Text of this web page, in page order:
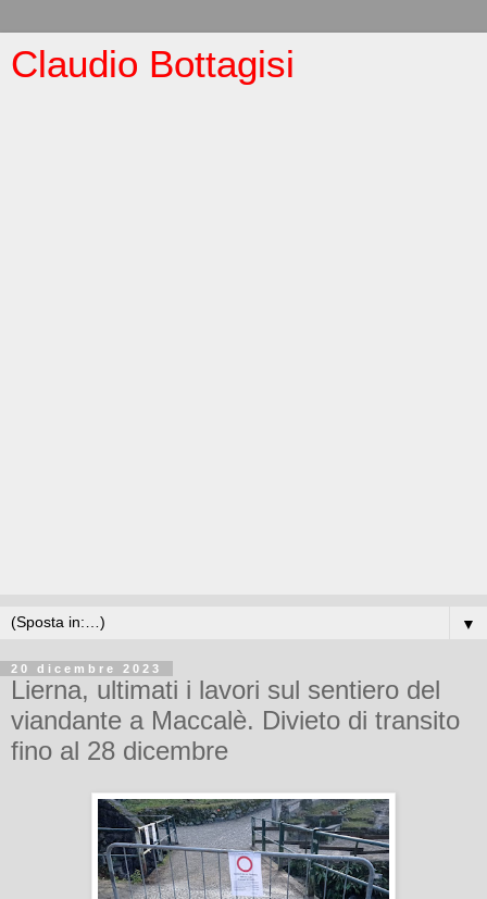
Claudio Bottagisi
▼
20 dicembre 2023
Lierna, ultimati i lavori sul sentiero del
viandante a Maccalè. Divieto di transito
fino al 28 dicembre